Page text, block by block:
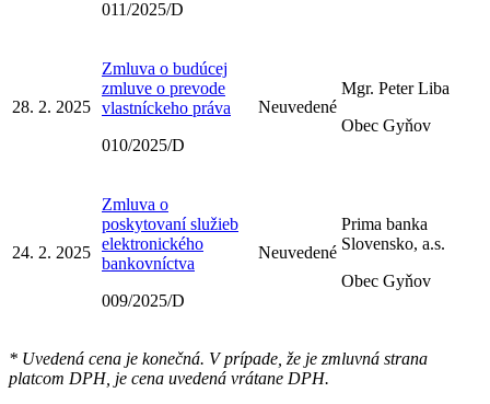
011/2025/D
28. 2. 2025
Zmluva o budúcej
zmluve o prevode
vlastníckeho práva
010/2025/D
Neuvedené
Mgr. Peter Liba
Obec Gyňov
24. 2. 2025
Zmluva o
poskytovaní služieb
elektronického
bankovníctva
009/2025/D
Neuvedené
Prima banka
Slovensko, a.s.
Obec Gyňov
* Uvedená cena je konečná. V prípade, že je zmluvná strana
platcom DPH, je cena uvedená vrátane DPH.